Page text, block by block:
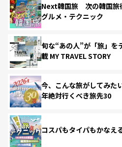
Next韓国旅 次の韓国旅
グルメ・テクニック
旬な“あの人”が「旅」を
載 MY TRAVEL STORY
今、こんな旅がしてみた
年絶対行くべき旅先30
コスパもタイパもかなえ